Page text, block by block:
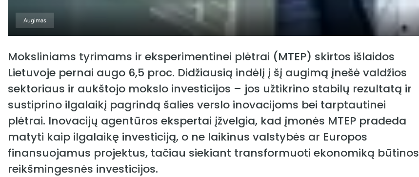
Augimas
Moksliniams tyrimams ir eksperimentinei plėtrai (MTEP) skirtos išlaidos
Lietuvoje pernai augo 6,5 proc. Didžiausią indėlį į šį augimą įnešė valdžios
sektoriaus ir aukštojo mokslo investicijos – jos užtikrino stabilų rezultatą ir
sustiprino ilgalaikį pagrindą šalies verslo inovacijoms bei tarptautinei
plėtrai. Inovacijų agentūros ekspertai įžvelgia, kad įmonės MTEP pradeda
matyti kaip ilgalaikę investiciją, o ne laikinus valstybės ar Europos
finansuojamus projektus, tačiau siekiant transformuoti ekonomiką būtinos
reikšmingesnės investicijos.